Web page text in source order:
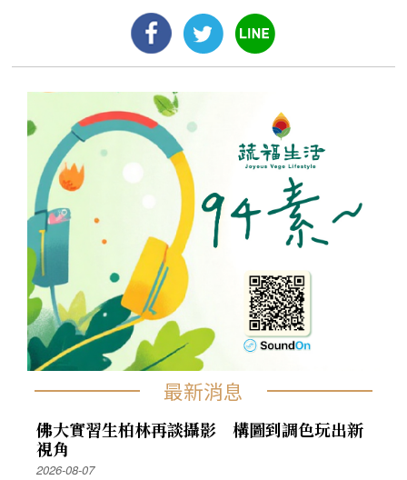
最新消息
佛大實習生柏林再談攝影 構圖到調色玩出新
視角
2026-08-07